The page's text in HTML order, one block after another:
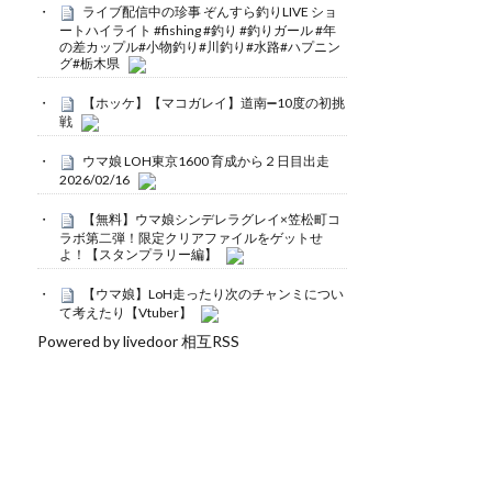
ライブ配信中の珍事 ぞんすら釣りLIVE ショ
ートハイライト #fishing #釣り #釣りガール #年
の差カップル#小物釣り#川釣り#水路#ハプニン
グ#栃木県
【ホッケ】【マコガレイ】道南➖10度の初挑
戦
ウマ娘 LOH東京1600 育成から２日目出走
2026/02/16
【無料】ウマ娘シンデレラグレイ×笠松町コ
ラボ第二弾！限定クリアファイルをゲットせ
よ！【スタンプラリー編】
【ウマ娘】LoH走ったり次のチャンミについ
て考えたり【Vtuber】
Powered by livedoor 相互RSS